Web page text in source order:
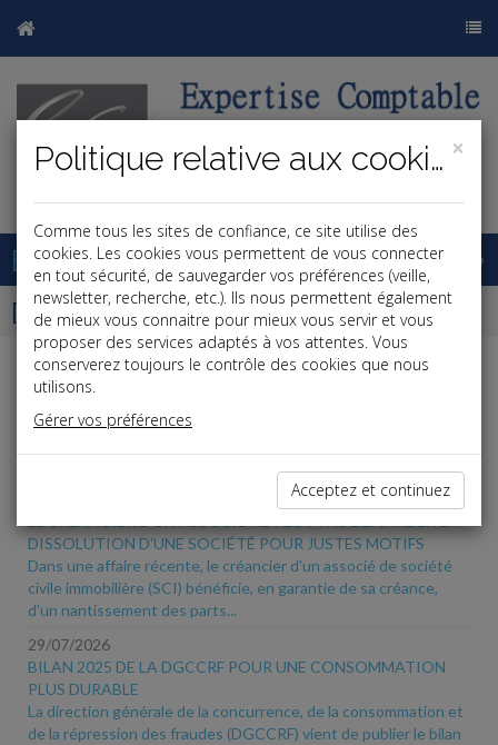
Base documentaire
Dépêches
Liste des dernières dépêches
Vie des affaires
DISSOLUTION D'UNE SOCIÉTÉ POUR JUSTES MOTIFS
Dans une affaire récente, le créancier d'un associé de société
civile immobilière (SCI) bénéficie, en garantie de sa créance,
d'un nantissement des parts...
29/07/2026
BILAN 2025 DE LA DGCCRF POUR UNE CONSOMMATION
PLUS DURABLE
La direction générale de la concurrence, de la consommation et
de la répression des fraudes (DGCCRF) vient de publier le bilan
×
Politique relative aux cookies
Comme tous les sites de confiance, ce site utilise des
cookies. Les cookies vous permettent de vous connecter
en tout sécurité, de sauvegarder vos préférences (veille,
newsletter, recherche, etc.). Ils nous permettent également
de mieux vous connaitre pour mieux vous servir et vous
proposer des services adaptés à vos attentes. Vous
conserverez toujours le contrôle des cookies que nous
utilisons.
Gérer vos préférences
Acceptez et continuez